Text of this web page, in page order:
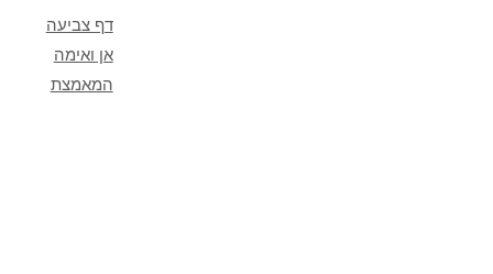
דף צביעה
אן ואימה
המאמצת